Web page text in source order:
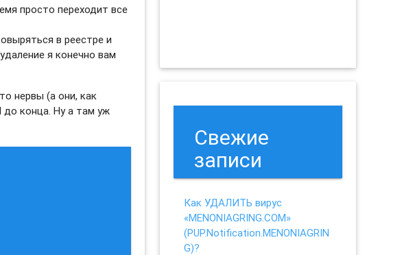
просто переходит все
в реестре и
я конечно вам
нервы (а они, как
до конца. Ну а там уж
Свежие
записи
Как УДАЛИТЬ вирус
«MENONIAGRING.COM»
(PUP.Notification.MENONIAGRIN
G)?